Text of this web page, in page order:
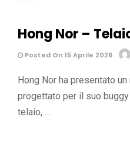
Hong Nor –
Posted On 15 Aprile 2026
Hong Nor ha presentato
progettato per il suo buggy
telaio, …